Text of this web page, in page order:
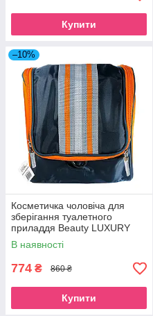
Купити
–10%
Косметичка чоловіча для
зберігання туалетного
приладдя Beauty LUXURY
MB-7005
В наявності
774 ₴ 860 ₴
Купити